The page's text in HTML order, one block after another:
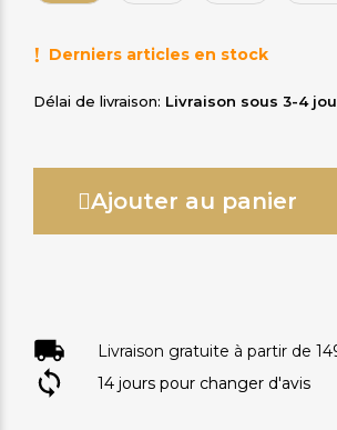
Derniers articles en stock
Délai de livraison Livraison sous 3-4
Ajouter au panier
Livraison gratuite à partir de
14 jours pour changer d'avis